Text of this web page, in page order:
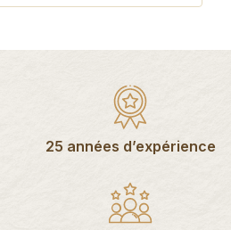
25 années d’expérience